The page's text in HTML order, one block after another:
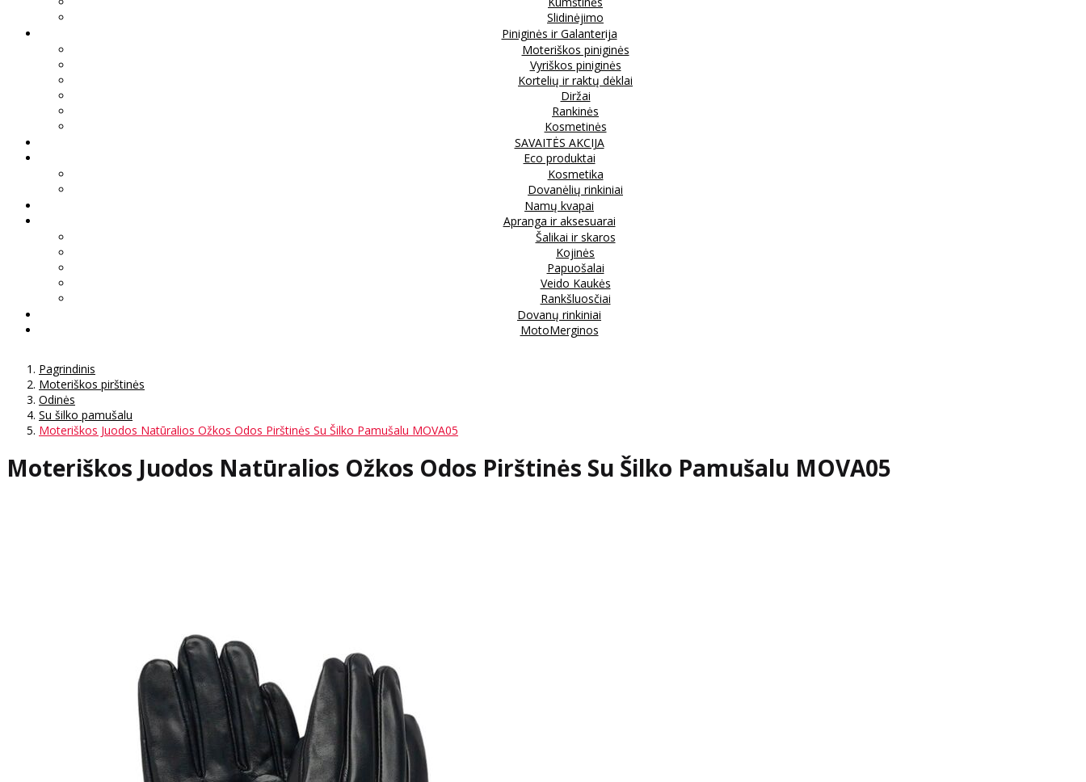
Slidinėjimo
Piniginės ir Galanterija
Moteriškos piniginės
Vyriškos piniginės
Kortelių ir raktų dėklai
Diržai
Rankinės
Kosmetinės
SAVAITĖS AKCIJA
Eco produktai
Kosmetika
Dovanėlių rinkiniai
Namų kvapai
Apranga ir aksesuarai
Šalikai ir skaros
Kojinės
Papuošalai
Veido Kaukės
Rankšluosčiai
Dovanų rinkiniai
MotoMerginos
Pagrindinis
Moteriškos pirštinės
Odinės
Su šilko pamušalu
Moteriškos Juodos Natūralios Ožkos Odos Pirštinės Su Šilko Pamušalu MOVA05
Moteriškos Juodos Natūralios Ožkos Odos Pirštinės Su Šilko Pamušalu MOVA05